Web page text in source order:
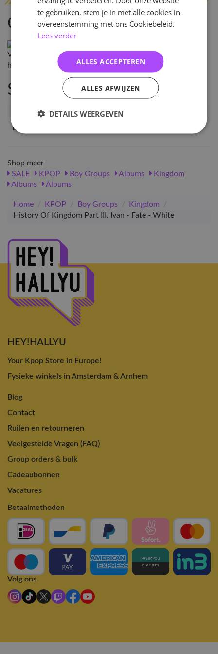
Omschrijving
Versie: Voorkeur aangeven kan in de Opmerkingen, dan
houden we er zoveel mogelijk rekening mee!
Specificaties
Artikelnummer
11129
EAN nummer
Shop meer
SALE
KPOP Boy Groups Albums
Kingdom
Albums
Albums
Home / KPOP / Boy Groups / Kingdom
/
History Of Kingdom Part III. Ivan - Fate - White
HEY!HALLYU
Your Kpop Store in Europe!
Fysieke winkels in Amsterdam & Arnhem
Blog
Contact
Ruilen en retourneren
Veelgestelde Vragen (FAQ)
Group orders & bulk
Cadeaubonnen
Vacatures
Betaalmethoden
Volg ons
te gebruiken, stem je in met alle cookies in
overeenstemming met ons Cookiebeleid.
Lees verder
ALLES ACCEPTEREN
ALLES AFWIJZEN
DETAILS WEERGEVEN